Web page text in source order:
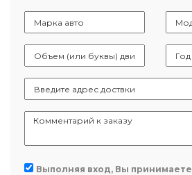
Выполняя вход, Вы принимаете